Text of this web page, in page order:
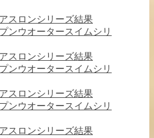
スロンシリーズ結果
ンウオータースイムシリ
スロンシリーズ結果
ンウオータースイムシリ
スロンシリーズ結果
ンウオータースイムシリ
スロンシリーズ結果